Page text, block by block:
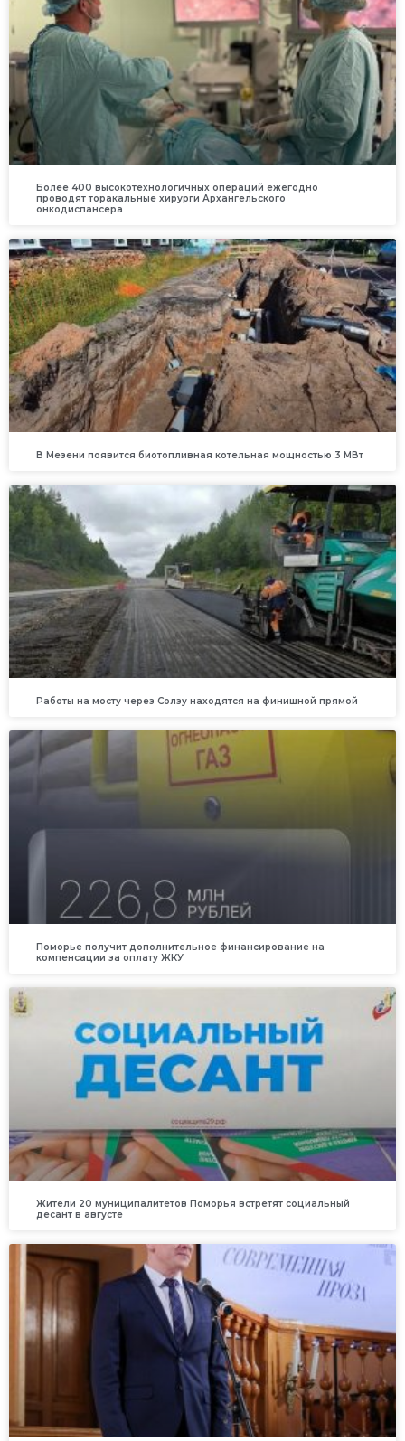
Более 400 высокотехнологичных операций ежегодно
проводят торакальные хирурги Архангельского
онкодиспансера
В Мезени появится биотопливная котельная мощностью 3 МВт
Работы на мосту через Солзу находятся на финишной прямой
Поморье получит дополнительное финансирование на
компенсации за оплату ЖКУ
Жители 20 муниципалитетов Поморья встретят социальный
десант в августе